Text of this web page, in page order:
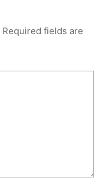
Required fields are